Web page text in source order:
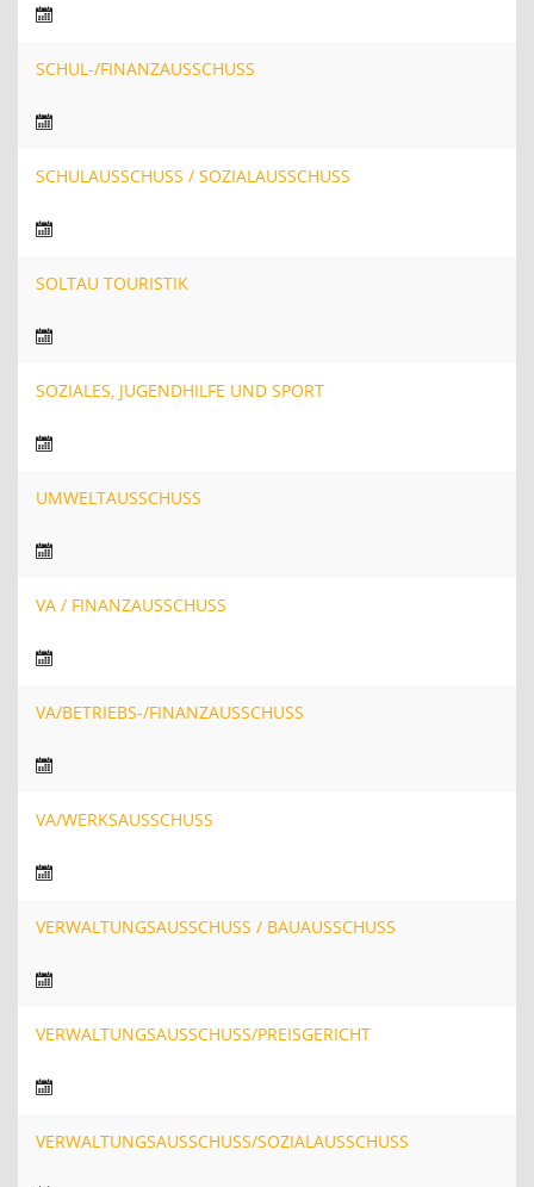
SCHUL-/FINANZAUSSCHUSS
SCHULAUSSCHUSS / SOZIALAUSSCHUSS
SOLTAU TOURISTIK
SOZIALES, JUGENDHILFE UND SPORT
UMWELTAUSSCHUSS
VA / FINANZAUSSCHUSS
VA/BETRIEBS-/FINANZAUSSCHUSS
VA/WERKSAUSSCHUSS
VERWALTUNGSAUSSCHUSS / BAUAUSSCHUSS
VERWALTUNGSAUSSCHUSS/PREISGERICHT
VERWALTUNGSAUSSCHUSS/SOZIALAUSSCHUSS